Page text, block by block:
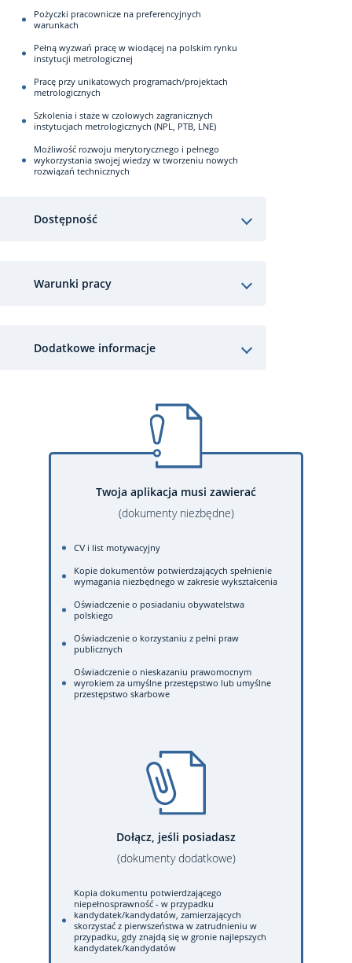
Pożyczki pracownicze na preferencyjnych
warunkach
Pełną wyzwań pracę w wiodącej na polskim rynku
instytucji metrologicznej
Pracę przy unikatowych programach/projektach
metrologicznych
Szkolenia i staże w czołowych zagranicznych
instytucjach metrologicznych (NPL, PTB, LNE)
Możliwość rozwoju merytorycznego i pełnego
wykorzystania swojej wiedzy w tworzeniu nowych
rozwiązań technicznych
Dostępność
Warunki pracy
Dodatkowe informacje
Twoja aplikacja musi zawierać
(dokumenty niezbędne)
CV i list motywacyjny
Kopie dokumentów potwierdzających spełnienie
wymagania niezbędnego w zakresie wykształcenia
Oświadczenie o posiadaniu obywatelstwa
polskiego
Oświadczenie o korzystaniu z pełni praw
publicznych
Oświadczenie o nieskazaniu prawomocnym
wyrokiem za umyślne przestępstwo lub umyślne
przestępstwo skarbowe
Dołącz, jeśli posiadasz
(dokumenty dodatkowe)
Kopia dokumentu potwierdzającego
niepełnosprawność - w przypadku
kandydatek/kandydatów, zamierzających
skorzystać z pierwszeństwa w zatrudnieniu w
przypadku, gdy znajdą się w gronie najlepszych
kandydatek/kandydatów